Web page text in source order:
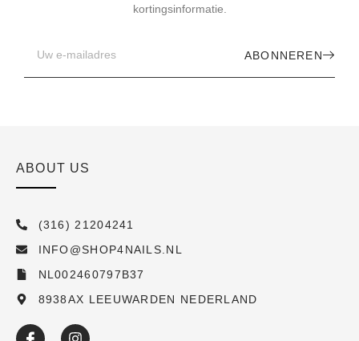
kortingsinformatie.
ABONNEREN
ABOUT US
(316) 21204241
INFO@SHOP4NAILS.NL
NL002460797B37
8938AX LEEUWARDEN NEDERLAND